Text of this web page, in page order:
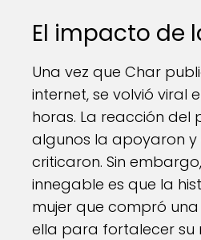
El impacto de
Una vez que Char
internet, se volvió viral
horas. La reacción del
algunos la apoyaron y
criticaron. Sin
innegable es que la
mujer que compró
ella para fortalecer su